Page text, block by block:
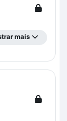
mais